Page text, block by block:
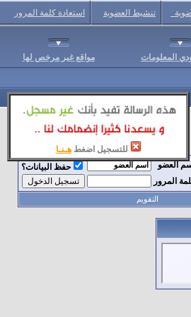
للتسجيل اضغط هـنـا
تنشيط العضوية استعادة كلمة المرور
المعلومات مواقع غير مرخص لها
العضو
حفظ البيانات؟
المرور
التقويم